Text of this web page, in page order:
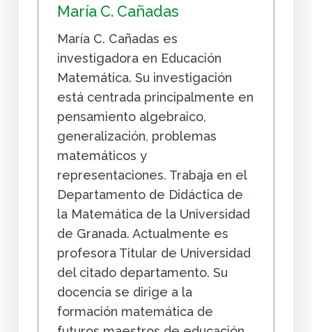
María C. Cañadas
María C. Cañadas es
investigadora en Educación
Matemática. Su investigación
está centrada principalmente en
pensamiento algebraico,
generalización, problemas
matemáticos y
representaciones. Trabaja en el
Departamento de Didáctica de
la Matemática de la Universidad
de Granada. Actualmente es
profesora Titular de Universidad
del citado departamento. Su
docencia se dirige a la
formación matemática de